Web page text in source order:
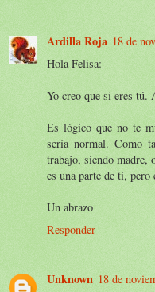
Ardilla Roja 18 de
Hola Felisa:
Yo creo que si eres tú.
Es lógico que no te
sería normal. Como
trabajo, siendo madre,
es una parte de tí,
Un abrazo
Responder
Unknown 18 de